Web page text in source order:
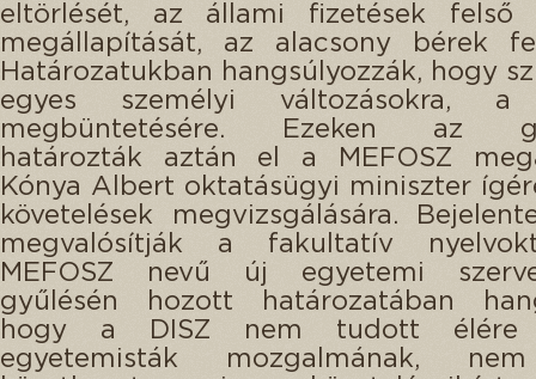
eltörlését, az állami fizetések felső
megállapítását, az alacsony bérek
Határozatukban hangsúlyozzák, hogy
egyes személyi változásokra, a
megbüntetésére. Ezeken az
határozták aztán el a MEFOSZ
Kónya Albert oktatásügyi miniszter
követelések megvizsgálására.
megvalósítják a fakultatív
MEFOSZ nevű új egyetemi
gyűlésén hozott határozatában
hogy a DISZ nem tudott
egyetemisták mozgalmának,